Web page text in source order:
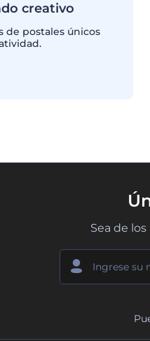
creativo
de postales únicos
Sea de